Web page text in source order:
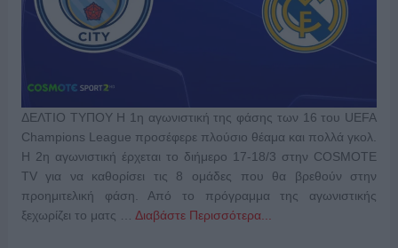
ΔΕΛΤΙΟ ΤΥΠΟΥ Η 1η αγωνιστική της φάσης των 16 του UEFA
Champions League προσέφερε πλούσιο θέαμα και πολλά γκολ.
Η 2η αγωνιστική έρχεται το διήμερο 17-18/3 στην COSMOTE
TV για να καθορίσει τις 8 ομάδες που θα βρεθούν στην
προημιτελική φάση. Από το πρόγραμμα της αγωνιστικής
ξεχωρίζει το ματς … Διαβάστε Περισσότερα...